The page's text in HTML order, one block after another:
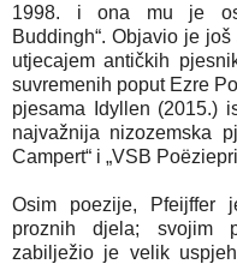
1998. i ona mu je
Buddingh“. Objavio je
utjecajem antičkih
suvremenih poput Ezre
pjesama Idyllen (2015.)
najvažnija nizozemska
Campert“ i „VSB
Osim poezije, Pfeijffer
proznih djela; svojim
zabilježio je velik